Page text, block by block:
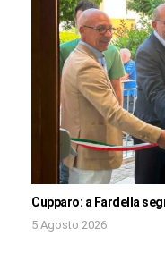
Cupparo: a Fardella
5 Agosto 2026